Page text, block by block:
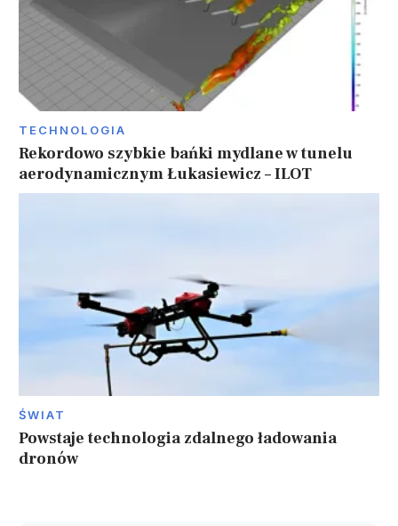
TECHNOLOGIA
Rekordowo szybkie bańki mydlane w tunelu
aerodynamicznym Łukasiewicz – ILOT
ŚWIAT
Powstaje technologia zdalnego ładowania
dronów